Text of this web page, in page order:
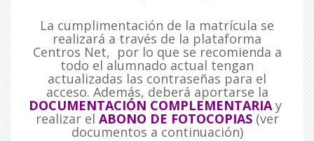
La cumplimentación de la matrícula se
realizará a través de la plataforma
Centros Net, por lo que se recomienda a
todo el alumnado actual tengan
actualizadas las contraseñas para el
acceso. Además, deberá aportarse la
DOCUMENTACIÓN COMPLEMENTARIAy
realizar el ABONO DE FOTOCOPIAS (ver
documentos a continuación)